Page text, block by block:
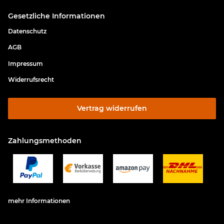
Gesetzliche Informationen
Datenschutz
AGB
Impressum
Widerrufsrecht
Vertrag widerrufen
Zahlungsmethoden
mehr Informationen